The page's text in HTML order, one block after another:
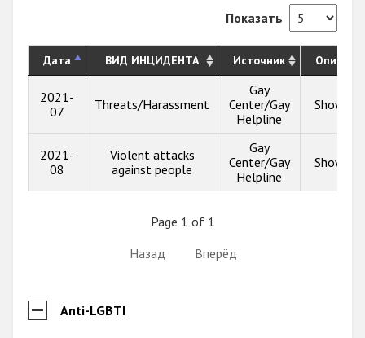
Показать
Дата ВИД ИНЦИДЕНТА Источник
2021-
07
Threats/Harassment
Gay
Center/Gay
Helpline
Show
2021-
08
Violent attacks
against people
Gay
Center/Gay
Helpline
Show
Page 1 of 1
Назад
Вперёд
Anti-LGBTI